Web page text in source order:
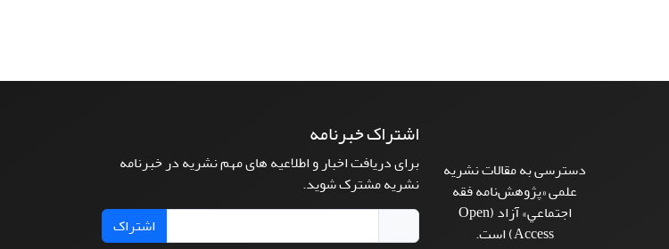
دسترسی به مقالات نشریه
علمی «پژوهش‌نامه فقه
اجتماعي» آزاد (Open
Access) است.
اشتراک خبرنامه
برای دریافت اخبار و اطلاعیه های مهم نشریه در خبرنامه
نشریه مشترک شوید.
اشتراک